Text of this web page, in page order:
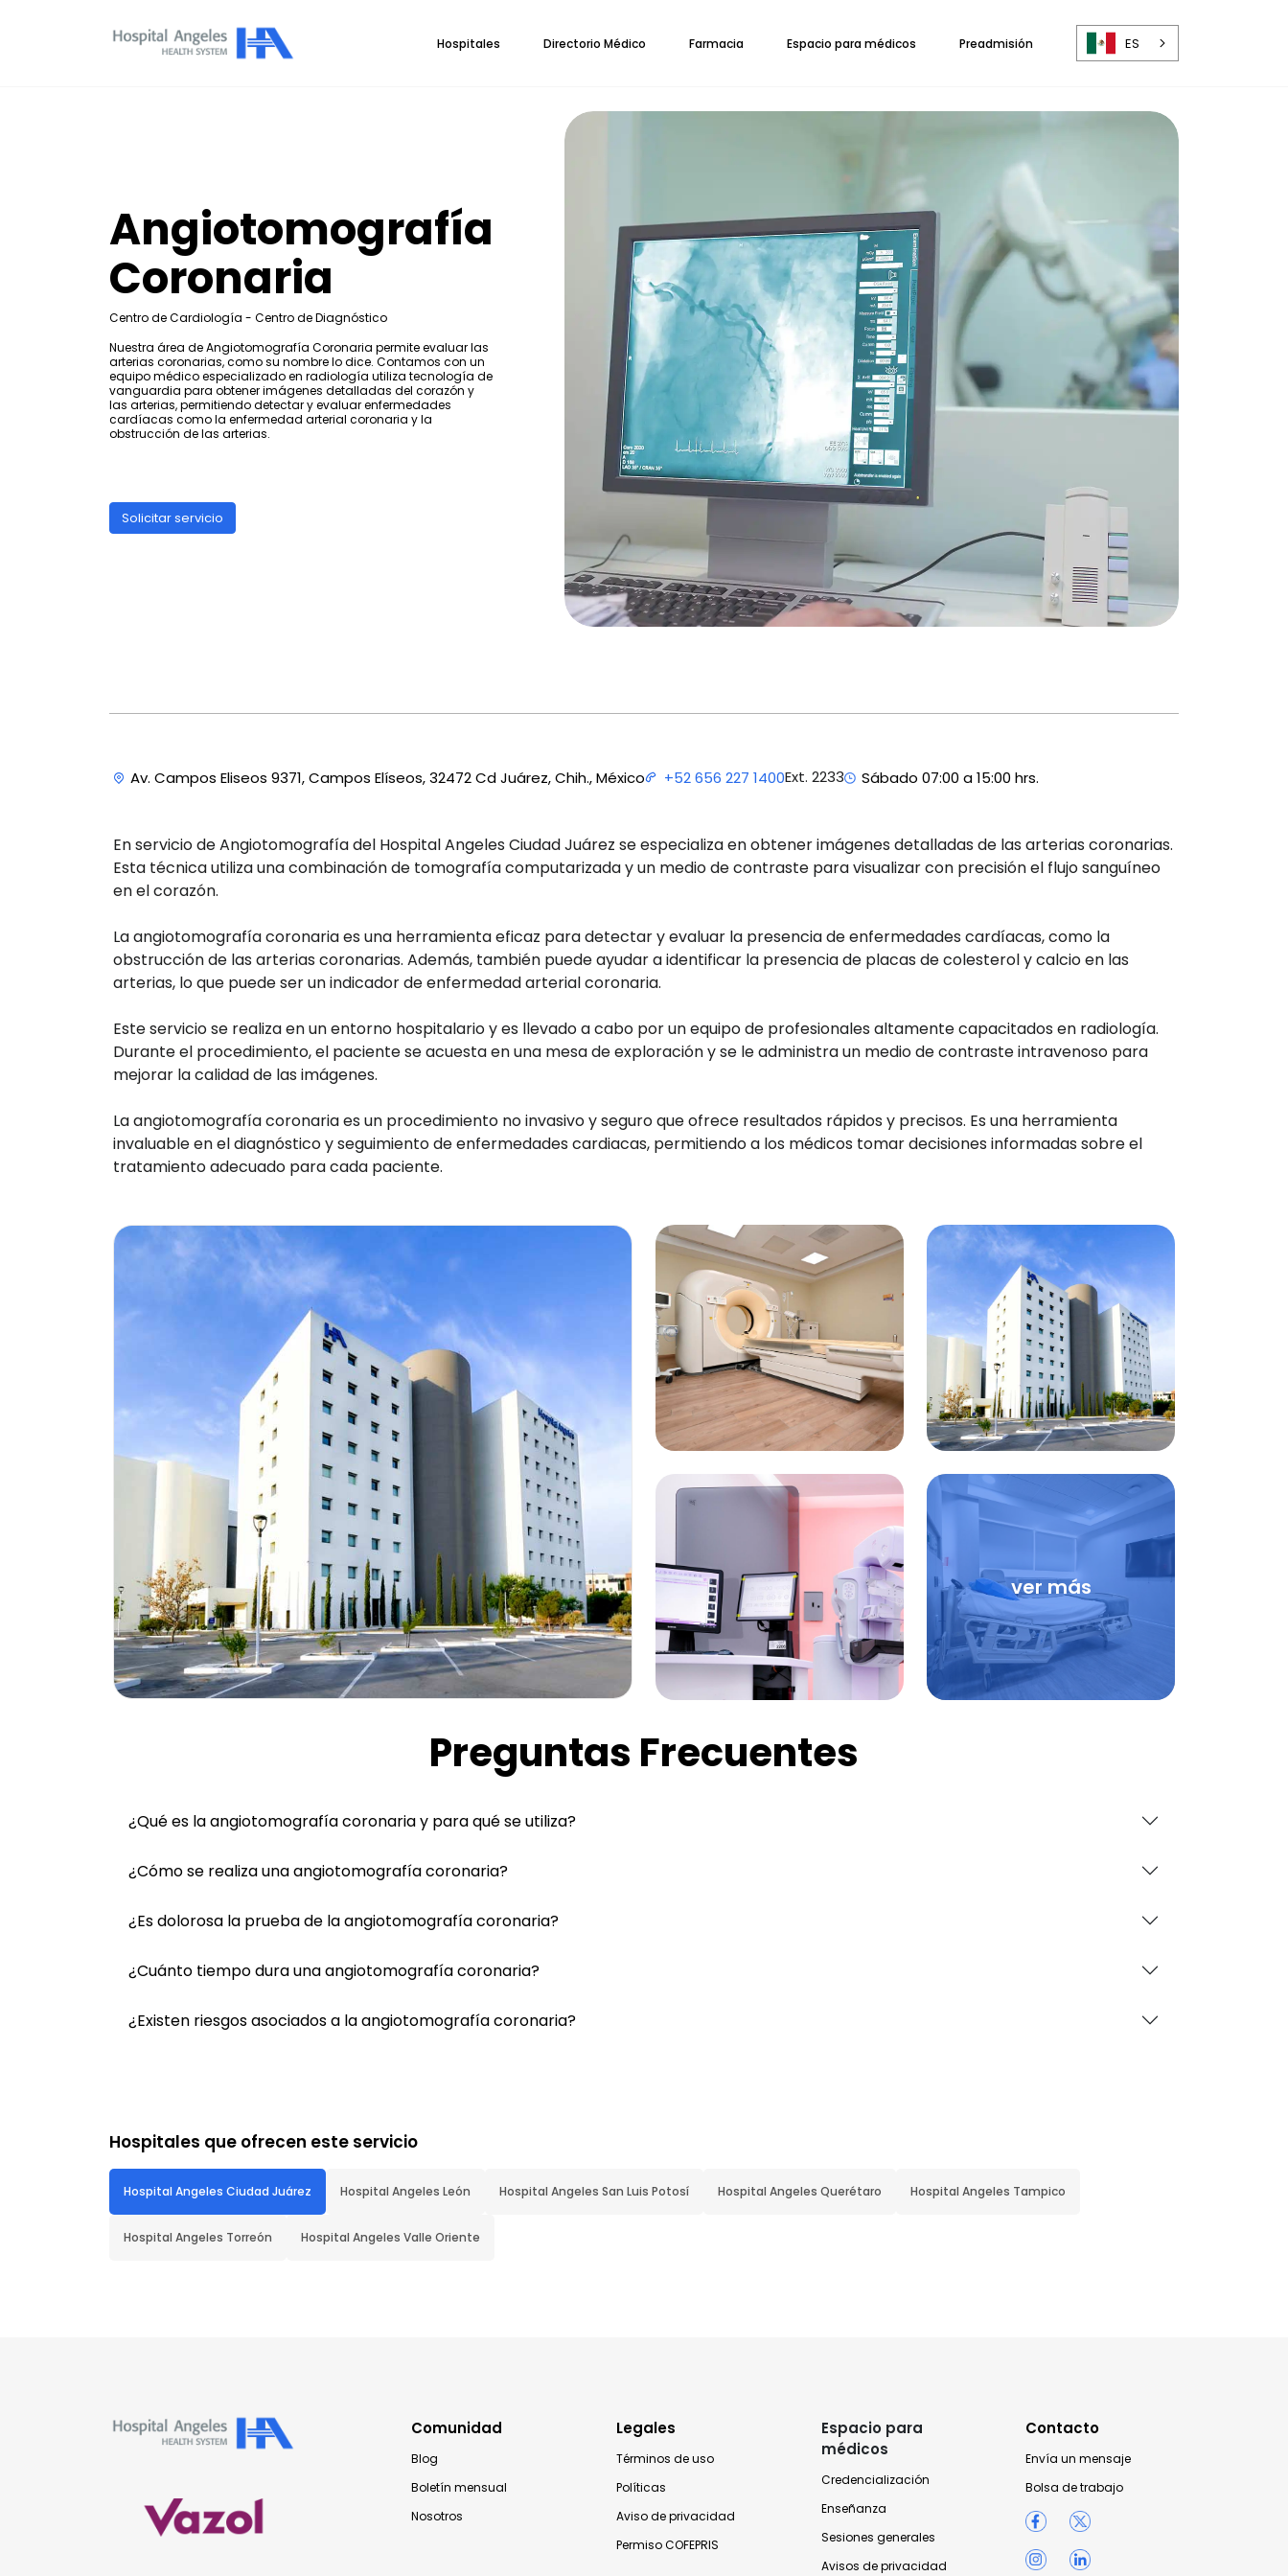
Hospitales Directorio Médico Farmacia Espacio para médicos Preadmisión ES
Angiotomografía
Coronaria
Centro de Cardiología - Centro de Diagnóstico
Nuestra área de Angiotomografía Coronaria permite evaluar las
arterias coronarias, como su nombre lo dice. Contamos con un
equipo médico especializado en radiología utiliza tecnología de
vanguardia para obtener imágenes detalladas del corazón y
las arterias, permitiendo detectar y evaluar enfermedades
cardíacas como la enfermedad arterial coronaria y la
obstrucción de las arterias.
Solicitar servicio
Av. Campos Eliseos 9371, Campos Elíseos, 32472 Cd Juárez, Chih., México +52 656 227 1400Ext. 2233 Sábado 07:00 a 15:00 hrs.
En servicio de Angiotomografía del Hospital Angeles Ciudad Juárez se especializa en obtener imágenes detalladas de las arterias coronarias.
Esta técnica utiliza una combinación de tomografía computarizada y un medio de contraste para visualizar con precisión el flujo sanguíneo
en el corazón.
La angiotomografía coronaria es una herramienta eficaz para detectar y evaluar la presencia de enfermedades cardíacas, como la
obstrucción de las arterias coronarias. Además, también puede ayudar a identificar la presencia de placas de colesterol y calcio en las
arterias, lo que puede ser un indicador de enfermedad arterial coronaria.
Este servicio se realiza en un entorno hospitalario y es llevado a cabo por un equipo de profesionales altamente capacitados en radiología.
Durante el procedimiento, el paciente se acuesta en una mesa de exploración y se le administra un medio de contraste intravenoso para
mejorar la calidad de las imágenes.
La angiotomografía coronaria es un procedimiento no invasivo y seguro que ofrece resultados rápidos y precisos. Es una herramienta
invaluable en el diagnóstico y seguimiento de enfermedades cardiacas, permitiendo a los médicos tomar decisiones informadas sobre el
tratamiento adecuado para cada paciente.
ver más
Preguntas Frecuentes
¿Qué es la angiotomografía coronaria y para qué se utiliza?
¿Cómo se realiza una angiotomografía coronaria?
¿Es dolorosa la prueba de la angiotomografía coronaria?
¿Cuánto tiempo dura una angiotomografía coronaria?
¿Existen riesgos asociados a la angiotomografía coronaria?
Hospitales que ofrecen este servicio
Hospital Angeles Ciudad Juárez Hospital Angeles León Hospital Angeles San Luis Potosí Hospital Angeles Querétaro Hospital Angeles Tampico
Hospital Angeles Torreón Hospital Angeles Valle Oriente
Comunidad
Blog
Boletín mensual
Nosotros
Legales
Términos de uso
Políticas
Aviso de privacidad
Permiso COFEPRIS
Espacio para
médicos
Credencialización
Enseñanza
Sesiones generales
Avisos de privacidad
Contacto
Envía un mensaje
Bolsa de trabajo